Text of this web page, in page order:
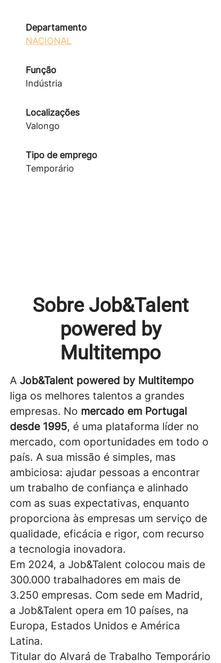
Departamento
NACIONAL
Função
Indústria
Localizações
Valongo
Tipo de emprego
Temporário
Sobre Job&Talent
powered by
Multitempo
A Job&Talent powered by Multitempo
liga os melhores talentos a grandes
empresas. No mercado em Portugal
desde 1995, é uma plataforma líder no
mercado, com oportunidades em todo o
país. A sua missão é simples, mas
ambiciosa: ajudar pessoas a encontrar
um trabalho de confiança e alinhado
com as suas expectativas, enquanto
proporciona às empresas um serviço de
qualidade, eficácia e rigor, com recurso
a tecnologia inovadora.
Em 2024, a Job&Talent colocou mais de
300.000 trabalhadores em mais de
3.250 empresas. Com sede em Madrid,
a Job&Talent opera em 10 países, na
Europa, Estados Unidos e América
Latina.
Titular do Alvará de Trabalho Temporário